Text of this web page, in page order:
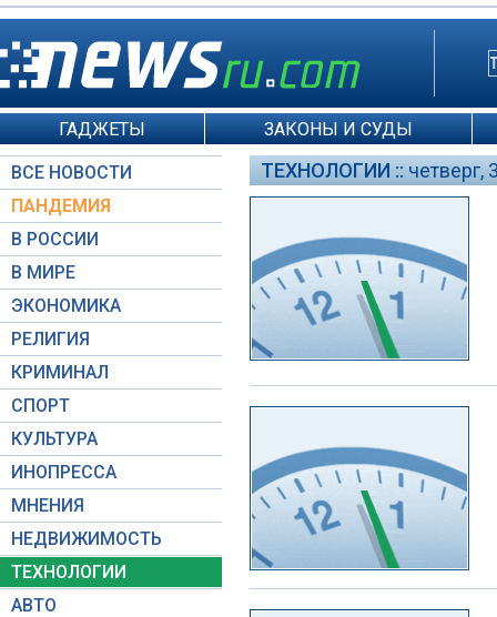
ГАДЖЕТЫ ЗАКОНЫ И СУДЫ
ВСЕ НОВОСТИ
ПАНДЕМИЯ
В РОССИИ
В МИРЕ
ЭКОНОМИКА
РЕЛИГИЯ
КРИМИНАЛ
СПОРТ
КУЛЬТУРА
ИНОПРЕССА
МНЕНИЯ
НЕДВИЖИМОСТЬ
ТЕХНОЛОГИИ
АВТО
ТЕХНОЛОГИИ :: четверг,